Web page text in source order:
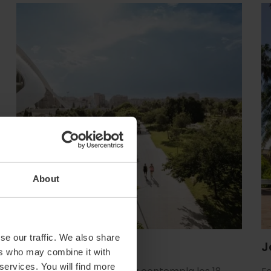
About
our traffic. We also share
who may combine it with
You will find more
Jardín del Turia